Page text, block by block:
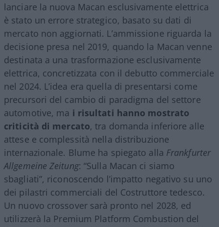
lanciare la nuova Macan esclusivamente elettrica
è stato un errore strategico, basato su dati di
mercato non aggiornati. L’ammissione riguarda la
decisione presa nel 2019, quando la Macan venne
destinata a una trasformazione esclusivamente
elettrica, concretizzata con il debutto commerciale
nel 2024. L’idea era quella di presentarsi come
precursori del cambio di paradigma del settore
automotive, ma i risultati hanno mostrato
criticità di mercato, tra domanda inferiore alle
attese e complessità nella distribuzione
internazionale. Blume ha spiegato alla Frankfurter
Allgemeine Zeitung: “Sulla Macan ci siamo
sbagliati”, riconoscendo l’impatto negativo su uno
dei pilastri commerciali del Costruttore tedesco.
Un nuovo crossover sarà pronto nel 2028, ed
utilizzerà la Premium Platform Combustion del